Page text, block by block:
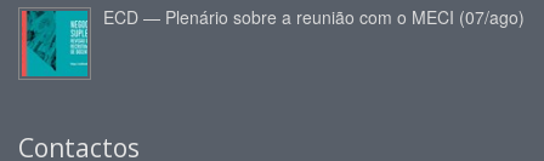
ECD — Plenário sobre a reunião com o MECI (07/ago)
Contactos